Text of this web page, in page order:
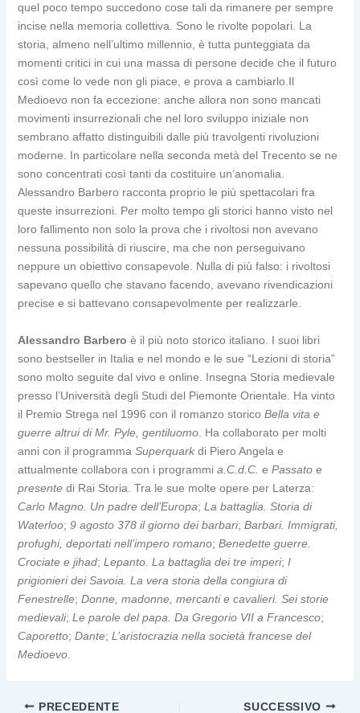
quel poco tempo succedono cose tali da rimanere per sempre
incise nella memoria collettiva. Sono le rivolte popolari. La
storia, almeno nell’ultimo millennio, è tutta punteggiata da
momenti critici in cui una massa di persone decide che il futuro
così come lo vede non gli piace, e prova a cambiarlo.Il
Medioevo non fa eccezione: anche allora non sono mancati
movimenti insurrezionali che nel loro sviluppo iniziale non
sembrano affatto distinguibili dalle più travolgenti rivoluzioni
moderne. In particolare nella seconda metà del Trecento se ne
sono concentrati così tanti da costituire un’anomalia.
Alessandro Barbero racconta proprio le più spettacolari fra
queste insurrezioni. Per molto tempo gli storici hanno visto nel
loro fallimento non solo la prova che i rivoltosi non avevano
nessuna possibilità di riuscire, ma che non perseguivano
neppure un obiettivo consapevole. Nulla di più falso: i rivoltosi
sapevano quello che stavano facendo, avevano rivendicazioni
precise e si battevano consapevolmente per realizzarle.
Alessandro Barbero è il più noto storico italiano. I suoi libri
sono bestseller in Italia e nel mondo e le sue “Lezioni di storia”
sono molto seguite dal vivo e online. Insegna Storia medievale
presso l’Università degli Studi del Piemonte Orientale. Ha vinto
il Premio Strega nel 1996 con il romanzo storico Bella vita e
guerre altrui di Mr. Pyle, gentiluomo. Ha collaborato per molti
anni con il programma Superquarkdi Piero Angela e
attualmente collabora con i programmi a.C.d.C. e Passato e
presentedi Rai Storia. Tra le sue molte opere per Laterza:
Carlo Magno. Un padre dell’Europa; La battaglia. Storia di
Waterloo; 9 agosto 378 il giorno dei barbari; Barbari. Immigrati,
profughi, deportati nell’impero romano; Benedette guerre.
Crociate e jihad; Lepanto. La battaglia dei tre imperi; I
prigionieri dei Savoia. La vera storia della congiura di
Fenestrelle; Donne, madonne, mercanti e cavalieri. Sei storie
medievali; Le parole del papa. Da Gregorio VII a Francesco;
Caporetto; Dante; L’aristocrazia nella società francese del
Medioevo.
PRECEDENTE SUCCESSIVO